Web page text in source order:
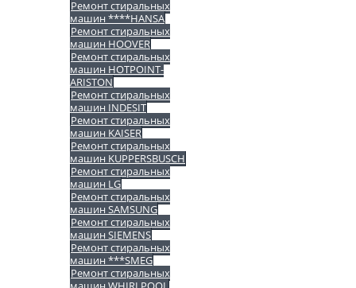
Ремонт стиральных
машин ****HANSA
Ремонт стиральных
машин HOOVER
Ремонт стиральных
машин HOTPOINT-
ARISTON
Ремонт стиральных
машин INDESIT
Ремонт стиральных
машин KAISER
Ремонт стиральных
машин KUPPERSBUSCH
Ремонт стиральных
машин LG
Ремонт стиральных
машин SAMSUNG
Ремонт стиральных
машин SIEMENS
Ремонт стиральных
машин ***SMEG
Ремонт стиральных